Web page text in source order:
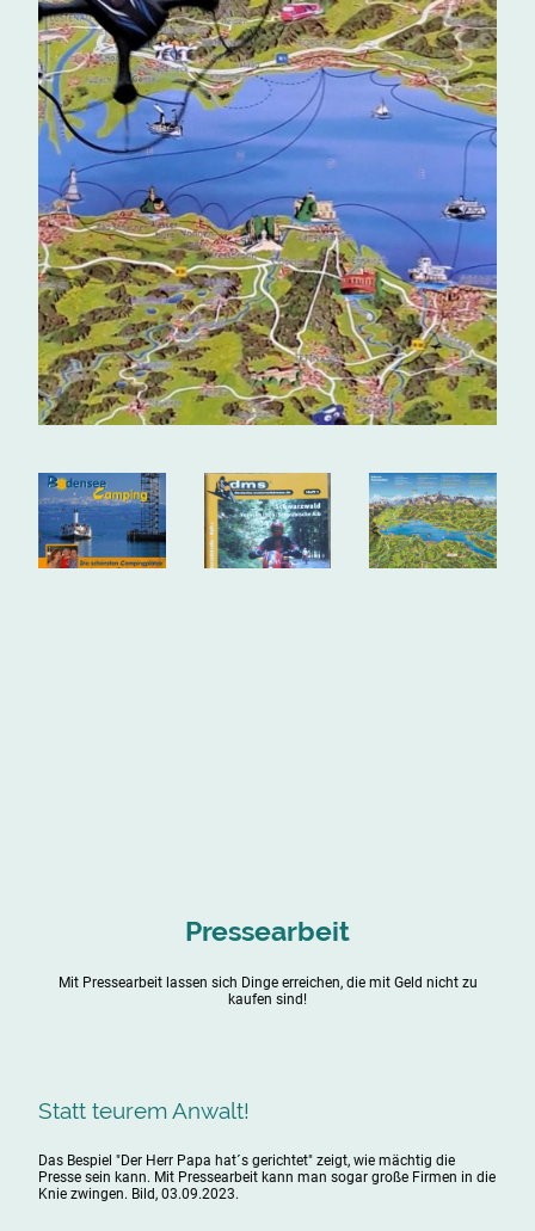
Pressearbeit
Mit Pressearbeit lassen sich Dinge erreichen, die mit Geld nicht zu
kaufen sind!
Statt teurem Anwalt!
Das Bespiel "Der Herr Papa hat´s gerichtet" zeigt, wie mächtig die
Presse sein kann. Mit Pressearbeit kann man sogar große Firmen in die
Knie zwingen. Bild, 03.09.2023.